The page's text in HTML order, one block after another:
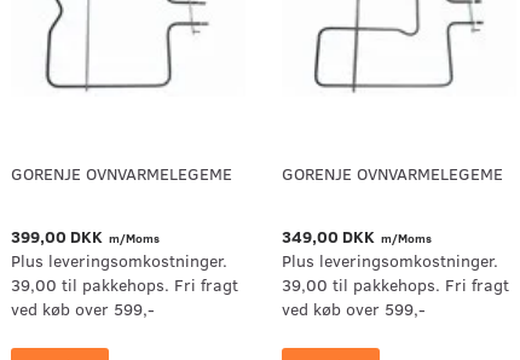
GORENJE OVNVARMELEGEME
399,00 DKK m/Moms
Plus leveringsomkostninger.
39,00 til pakkehops. Fri fragt
ved køb over 599,-
GORENJE OVNVARMELEGEME
349,00 DKK m/Moms
Plus leveringsomkostninger.
39,00 til pakkehops. Fri fragt
ved køb over 599,-